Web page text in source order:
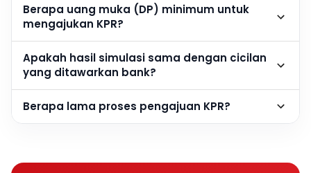
Berapa uang muka (DP) minimum untuk
mengajukan KPR?
Apakah hasil simulasi sama dengan cicilan
yang ditawarkan bank?
Berapa lama proses pengajuan KPR?